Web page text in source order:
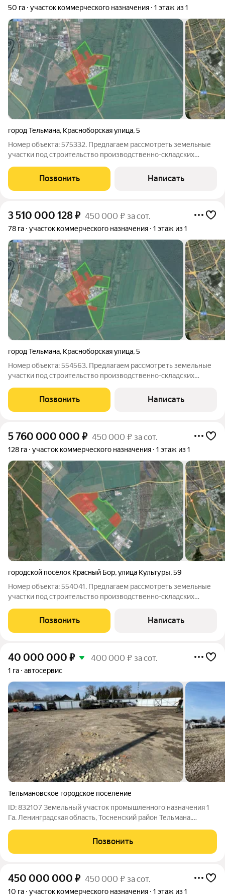
50 га участок коммерческого назначения 1 этаж из 1
город Тельмана, Красноборская улица,5
Номер объекта: 575332. Предлагаем рассмотреть земельные
участки под строительство производственно-складских
площадь парка составляет 198 Га Категория земель: Земли
промышленностиКласс опасности: для
Позвонить Написать
3 510 000 128₽ 450 000 ₽ за сот.
78 га участок коммерческого назначения 1 этаж из 1
город Тельмана, Красноборская улица,5
Номер объекта: 554563. Предлагаем рассмотреть земельные
участки под строительство производственно-складских
на сегодня 78 Га Категория земель: Земли промышленности
Класс опасности: для
Позвонить Написать
5 760 000 000 ₽ 450 000 ₽ за сот.
128 га участок коммерческого назначения 1 этаж из 1
городской посёлок Красный Бор,улица Культуры,59
Номер объекта: 554041. Предлагаем рассмотреть земельные
участки под строительство производственно-складских
Описание индустриального парка: Общая площадь составляет
218 Га Категория земель: Земли
Позвонить Написать
40 000 000 ₽ 400 000 ₽ за сот.
1 га автосервис
Тельмановское городское поселение
ID: 832107 Земельный участок промышленного назначения 1
Га. Ленинградская область, Тосненский район Тельмана.
скважина, газ в 400 метрах.Позвонить
450 000 000 ₽ 450 000 ₽ за сот.
10 га участок коммерческого назначения 1 этаж из 1